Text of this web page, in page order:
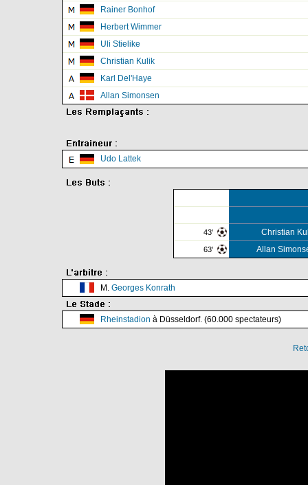
Rainer Bonhof
Herbert Wimmer
Uli Stielike
Christian Kulik
Karl Del'Haye
Allan Simonsen
Udo Lattek
43' Christian
63' Allan
M. Georges Konrath
Rheinstadion à Düsseldorf. (60.000 spectateurs)